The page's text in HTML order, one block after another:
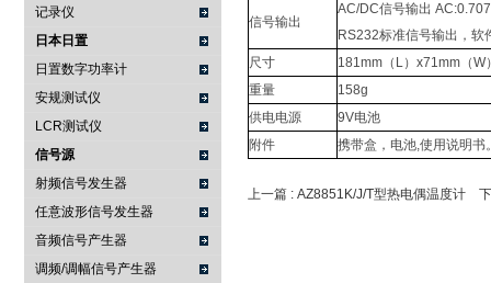
记录仪
日本日置
日置数字功率计
安规测试仪
LCR测试仪
信号源
射频信号发生器
任意波形信号发生器
音频信号产生器
调频/调幅信号产生器
信号输出
AC/DC信号输出
RS232标准信号输出，软
尺寸
181mm（L）x71mm（W
重量
158g
供电电源
9V电池
附件
携带盒，电池,使用说明
上一篇 : AZ8851K/J/T型热电偶温度计